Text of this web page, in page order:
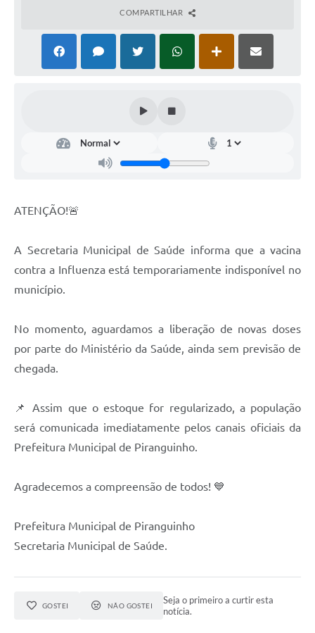
COMPARTILHAR
ATENÇÃO!🚨
A Secretaria Municipal de Saúde informa que a vacina
contra a Influenza está temporariamente indisponível no
município.
No momento, aguardamos a liberação de novas doses
por parte do Ministério da Saúde, ainda sem previsão de
chegada.
📌 Assim que o estoque for regularizado, a população
será comunicada imediatamente pelos canais oficiais da
Prefeitura Municipal de Piranguinho.
Agradecemos a compreensão de todos! 💙
Prefeitura Municipal de Piranguinho
Secretaria Municipal de Saúde.
GOSTEI NÃO GOSTEI
Seja o primeiro a curtir esta
notícia.